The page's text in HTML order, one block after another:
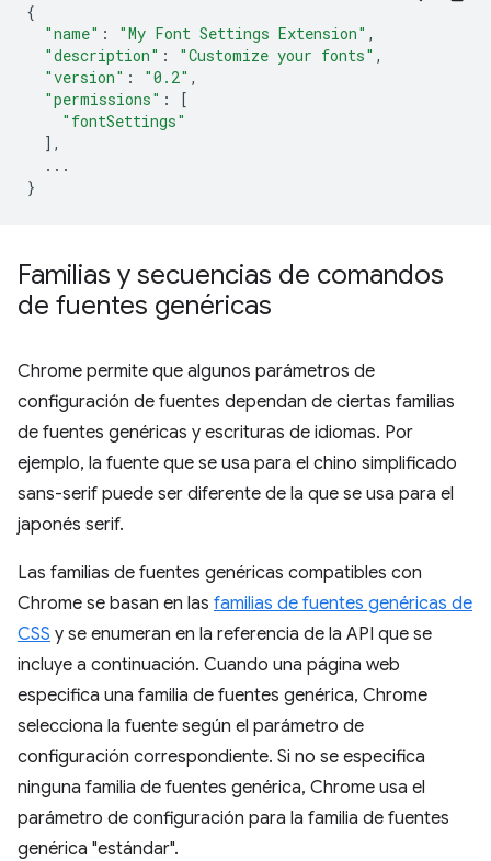
{
"name" : "My Font Settings Extension" ,
"description" : "Customize your fonts" ,
"version" : "0.2" ,
"permissions" :
[
"fontSettings"
],
...
}
Familias y secuencias de comandos
de fuentes genéricas
Chrome permite que algunos parámetros de
configuración de fuentes dependan de ciertas familias
de fuentes genéricas y escrituras de idiomas. Por
ejemplo, la fuente que se usa para el chino simplificado
sans-serif puede ser diferente de la que se usa para el
japonés serif.
Las familias de fuentes genéricas compatibles con
Chrome se basan en las familias de fuentes genéricas de
CSS y se enumeran en la referencia de la API que se
incluye a continuación. Cuando una página web
especifica una familia de fuentes genérica, Chrome
selecciona la fuente según el parámetro de
configuración correspondiente. Si no se especifica
ninguna familia de fuentes genérica, Chrome usa el
parámetro de configuración para la familia de fuentes
genérica "estándar".